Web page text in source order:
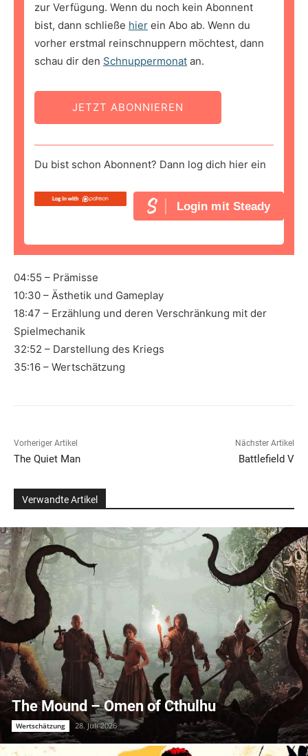
zur Verfügung. Wenn du noch kein Abonnent
bist, dann schließe hier ein Abo ab. Wenn du
vorher erstmal reinschnuppern möchtest, dann
schau dir den Schnuppermonat an.
JETZT ABONNIEREN
Du bist schon Abonnent? Dann log dich hier ein
Login mit Steady
04:55 – Prämisse
10:30 – Ästhetik und Gameplay
18:47 – Erzählung und deren Verschränkung mit der
Spielmechanik
32:52 – Darstellung des Kriegs
35:16 – Wertschätzung
Vorheriger Artikel
The Quiet Man
Nächster Artikel
Battlefield V
Verwandte Artikel
The Mound – Omen of Cthulhu
Wertschätzung 28. Juli 2026